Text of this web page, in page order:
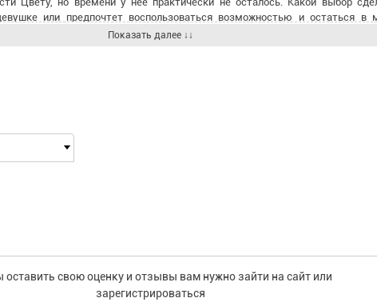
или предпочтет воспользоваться возможностью и остаться в
насладиться его чудесами?
«КомпасГидом», в 2020 году вошла в лонглист премии
читатель вместе с Цветаной и Бесеной погружается в мир,
любовь.
Показать далее ↓↓
оставить свою оценку и отзывы вам нужно зайти на сайт или
зарегистрироваться